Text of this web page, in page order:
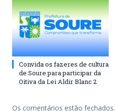
Convida os fazeres de cultura
de Soure para participar da
Oitiva da Lei Aldir Blanc 2
Os comentários estão fechados.